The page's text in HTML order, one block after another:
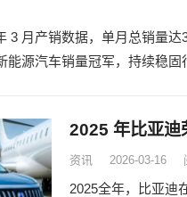
3 月产销数据，单月总销量
能源汽车销量冠军，持续稳
2025 年比亚迪
资讯 2026-03-16
2025全年，比亚